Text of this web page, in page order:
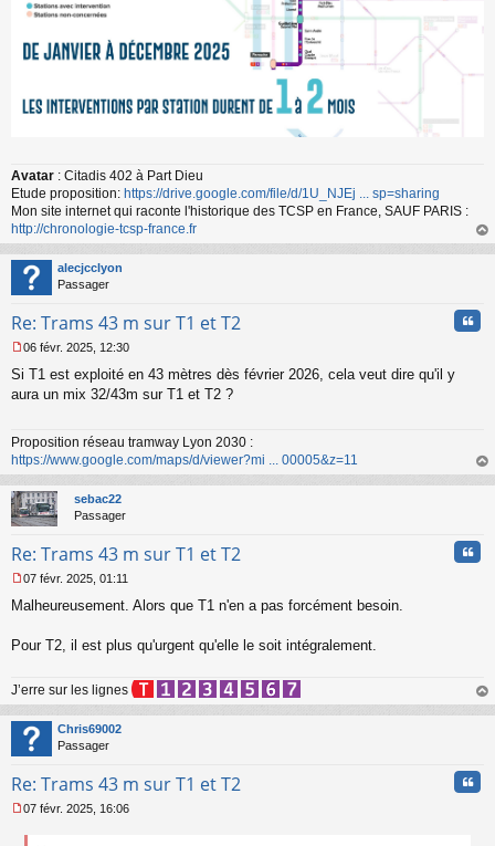
Avatar : Citadis 402 à Part Dieu
Etude proposition: https://drive.google.com/file/d/1U_NJEj ... sp=sharing
Mon site internet qui raconte l'historique des TCSP en France, SAUF PARIS :
http://chronologie-tcsp-france.fr
au
alecjcclyon
Passager
Re: Trams 43 m sur T1 et T2
s
g
e
n
o
n
l
06 févr. 2025, 12:30
Si T1 est exploité en 43 mètres dès février 2026, cela veut dire qu'il y
aura un mix 32/43m sur T1 et T2 ?
Proposition réseau tramway Lyon 2030 :
https://www.google.com/maps/d/viewer?mi ... 00005&z=11
au
sebac22
Passager
Re: Trams 43 m sur T1 et T2
e
s
e
n
o
n
l
07 févr. 2025, 01:11
Malheureusement. Alors que T1 n'en a pas forcément besoin.
Pour T2, il est plus qu'urgent qu'elle le soit intégralement.
J’erre sur les lignes
au
Chris69002
Passager
Re: Trams 43 m sur T1 et T2
e
07 févr. 2025, 16:06